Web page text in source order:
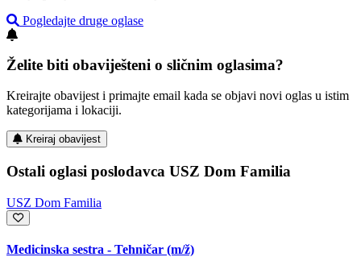
Pogledajte druge oglase
Želite biti obaviješteni o sličnim oglasima?
Kreirajte obavijest i primajte email kada se objavi novi oglas u istim
kategorijama i lokaciji.
Kreiraj obavijest
Ostali oglasi poslodavca USZ Dom Familia
USZ Dom Familia
Medicinska sestra - Tehničar (m/ž)